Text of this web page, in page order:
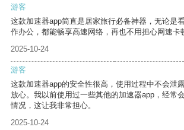
游客
这款加速器app简直是居家旅行必备神器，无论是
作办公，都能畅享高速网络，再也不用担心网速卡
2025-10-24
游客
这款加速器app的安全性很高，使用过程中不会泄
放心。我以前使用过一些其他的加速器app，经常
情况，这让我非常担心。
2025-10-24